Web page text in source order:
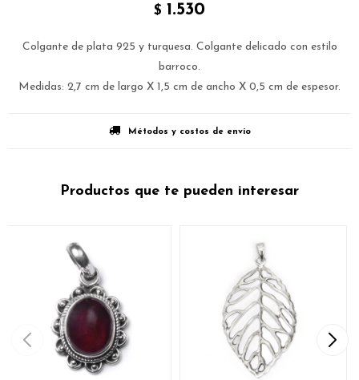
$ 1.530
Colgante de plata 925 y turquesa. Colgante delicado con estilo
barroco.
Medidas: 2,7 cm de largo X 1,5 cm de ancho X 0,5 cm de espesor.
Métodos y costos de envío
Productos que te pueden interesar